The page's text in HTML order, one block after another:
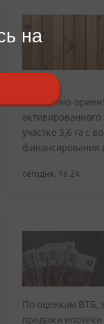
активированного
участке 3,6 га с
финансирования
сегодня, 16:24
По оценкам ВТБ,
продажи ипотеки
на